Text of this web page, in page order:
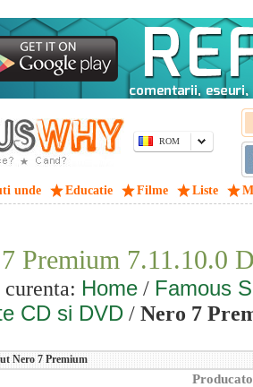
ROM
unde Educatie Filme Liste
Premium 7.11.10.0
curenta: Home / Famous
CD si DVD / Nero 7
Nero 7 Premium